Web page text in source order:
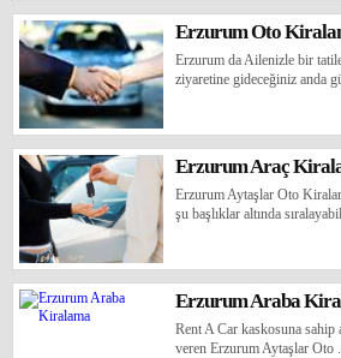
SKODA RAPİD
Benzin/ Otomatik
Erzurum Oto
Erzurum da Ailenizle bir
ziyaretine gideceğiniz anda
Erzurum Araç
Erzurum Aytaşlar Oto
şu başlıklar altında
Erzurum Araba
Rent A Car kaskosuna
veren Erzurum Aytaşlar Oto